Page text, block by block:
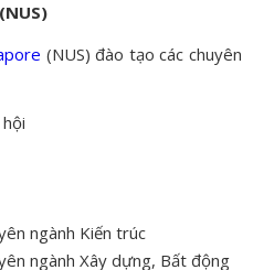
(NUS) đào tạo các chuyên
ngành Kiến trúc
ngành Xây dựng, Bất động